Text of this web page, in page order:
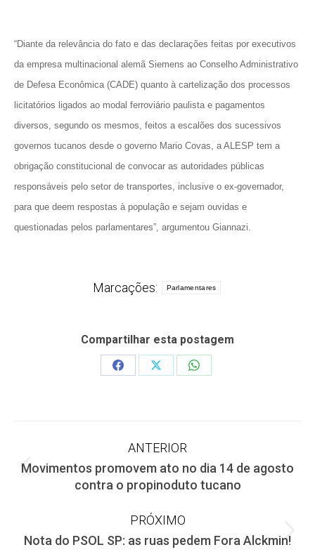
“Diante da relevância do fato e das declarações feitas por executivos
da empresa multinacional alemã Siemens ao Conselho Administrativo
de Defesa Econômica (CADE) quanto à cartelização dos processos
licitatórios ligados ao modal ferroviário paulista e pagamentos
diversos, segundo os mesmos, feitos a escalões dos sucessivos
governos tucanos desde o governo Mario Covas, a ALESP tem a
obrigação constitucional de convocar as autoridades públicas
responsáveis pelo setor de transportes, inclusive o ex-governador,
para que deem respostas à população e sejam ouvidas e
questionadas pelos parlamentares”, argumentou Giannazi.
Marcações: Parlamentares
Compartilhar esta postagem
Share
Share
Share
Navegação
de
ANTERIOR
Post
anterior:
Movimentos promovem ato no dia 14 de agosto
contra o propinoduto tucano
PRÓXIMO
Próximo
Nota do PSOL SP: as ruas pedem Fora Alckmin!